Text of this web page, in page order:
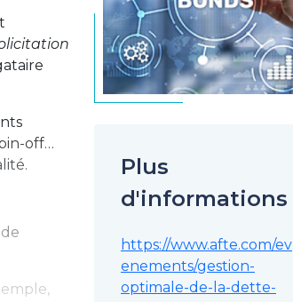
off…
Plus
d'informations
https://www.afte.com/ev
enements/gestion-
optimale-de-la-dette-